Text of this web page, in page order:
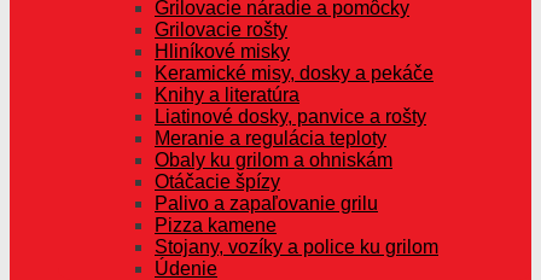
Grilovacie náradie a pomôcky
Grilovacie rošty
Hliníkové misky
Keramické misy, dosky a pekáče
Knihy a literatúra
Liatinové dosky, panvice a rošty
Meranie a regulácia teploty
Obaly ku grilom a ohniskám
Otáčacie špízy
Palivo a zapaľovanie grilu
Pizza kamene
Stojany, vozíky a police ku grilom
Údenie